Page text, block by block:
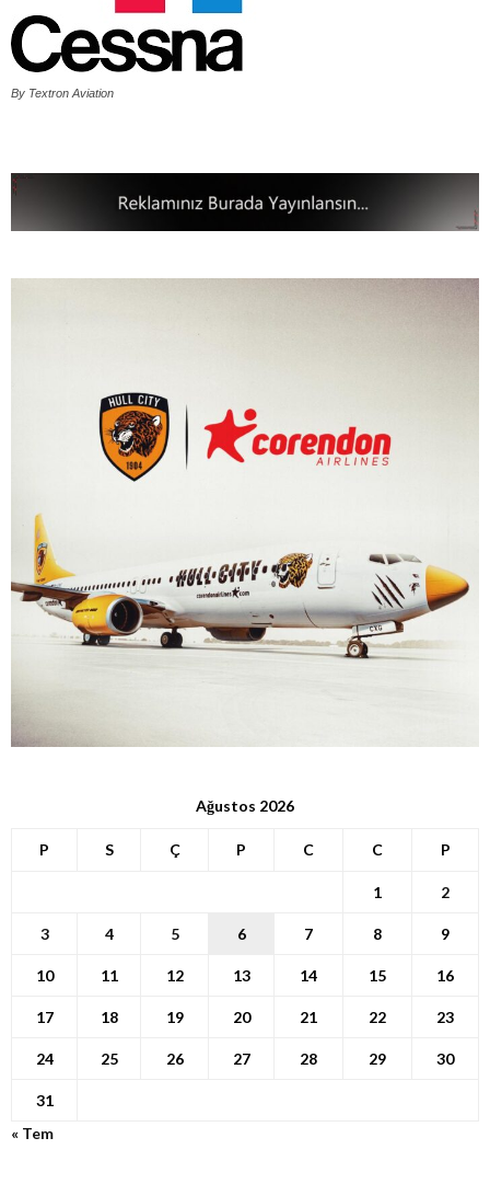
By Textron Aviation
Ağustos 2026
P S Ç P C C P
1 2
3 4 5 6 7 8 9
10 11 12 13 14 15 16
17 18 19 20 21 22 23
24 25 26 27 28 29 30
31
« Tem